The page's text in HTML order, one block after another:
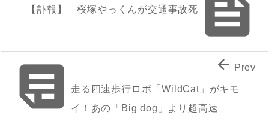

【訃報】 桜塚やっくんが交通事故死
走る四速歩行ロボ「WildCat」がキモ
イ！あの「Big dog」より超高速
 Prev